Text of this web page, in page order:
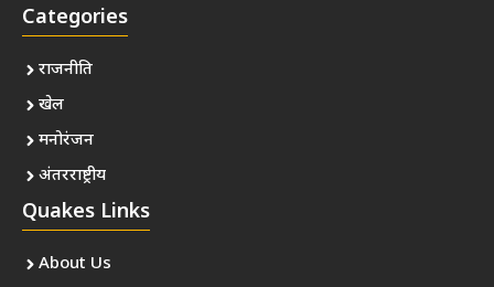
Categories
राजनीति
खेल
मनोरंजन
अंतरराष्ट्रीय
Quakes Links
About Us